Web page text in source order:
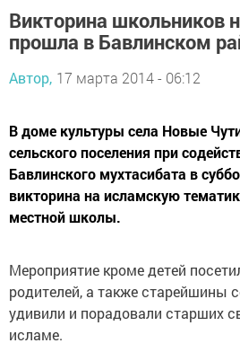
Викторина школьников
прошла в Бавлинском
Автор, 17 марта 2014 - 06:12
В доме культуры села Новые
сельского поселения при
Бавлинского мухтасибата в
викторина на исламскую
местной школы.
Мероприятие кроме детей
родителей, а также старейшины
удивили и порадовали старших
исламе.